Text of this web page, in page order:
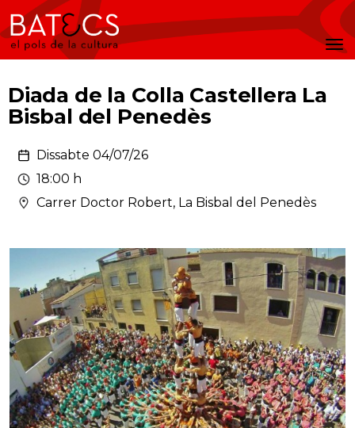
Batecs
Diada de la Colla Castellera La
Bisbal del Penedès
Dissabte 04/07/26
18:00 h
Carrer Doctor Robert, La Bisbal del Penedès